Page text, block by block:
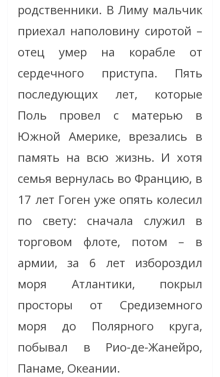
родственники. В Лиму мальчик
приехал наполовину сиротой –
отец умер на корабле от
сердечного приступа. Пять
последующих лет, которые
Поль провел с матерью в
Южной Америке, врезались в
память на всю жизнь. И хотя
семья вернулась во Францию, в
17 лет Гоген уже опять колесил
по свету: сначала служил в
торговом флоте, потом – в
армии, за 6 лет избороздил
моря Атлантики, покрыл
просторы от Средиземного
моря до Полярного круга,
побывал в Рио-де-Жанейро,
Панаме, Океании.